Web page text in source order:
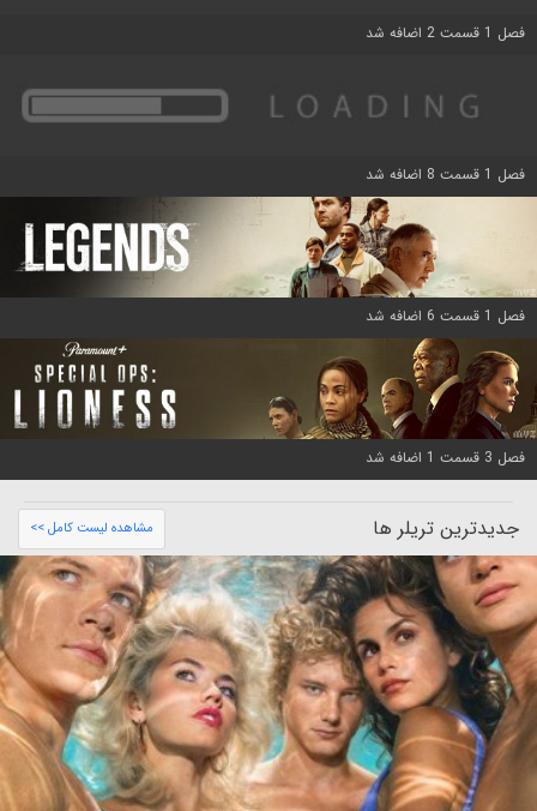
فصل 1 قسمت 2 اضافه شد
فصل 1 قسمت 8 اضافه شد
فصل 1 قسمت 6 اضافه شد
فصل 3 قسمت 1 اضافه شد
جدیدترین تریلر ها مشاهده لیست کامل >>